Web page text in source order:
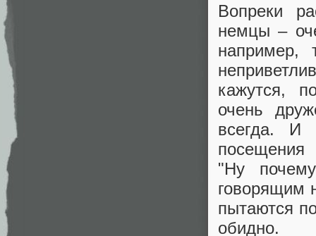
Вопреки
немцы –
например,
кажутся,
очень
всегда. И
посещения
"Ну
говорящим
пытаются
обидно.